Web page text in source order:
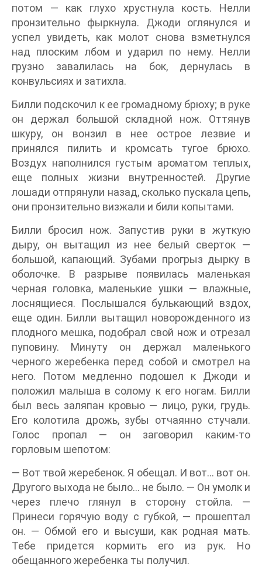
потом — как глухо хрустнула кость. Нелли
пронзительно фыркнула. Джоди оглянулся и
успел увидеть, как молот снова взметнулся
над плоским лбом и ударил по нему. Нелли
грузно завалилась на бок, дернулась в
конвульсиях и затихла.
Билли подскочил к ее громадному брюху; в руке
он держал большой складной нож. Оттянув
шкуру, он вонзил в нее острое лезвие и
принялся пилить и кромсать тугое брюхо.
Воздух наполнился густым ароматом теплых,
еще полных жизни внутренностей. Другие
лошади отпрянули назад, сколько пускала цепь,
они пронзительно визжали и били копытами.
Билли бросил нож. Запустив руки в жуткую
дыру, он вытащил из нее белый сверток —
большой, капающий. Зубами прогрыз дырку в
оболочке. В разрыве появилась маленькая
черная головка, маленькие ушки — влажные,
лоснящиеся. Послышался булькающий вздох,
еще один. Билли вытащил новорожденного из
плодного мешка, подобрал свой нож и отрезал
пуповину. Минуту он держал маленького
черного жеребенка перед собой и смотрел на
него. Потом медленно подошел к Джоди и
положил малыша в солому к его ногам. Билли
был весь заляпан кровью — лицо, руки, грудь.
Его колотила дрожь, зубы отчаянно стучали.
Голос пропал — он заговорил каким-то
горловым шепотом:
— Вот твой жеребенок. Я обещал. И вот… вот он.
Другого выхода не было… не было. — Он умолк и
через плечо глянул в сторону стойла. —
Принеси горячую воду с губкой, — прошептал
он. — Обмой его и высуши, как родная мать.
Тебе придется кормить его из рук. Но
обещанного жеребенка ты получил.